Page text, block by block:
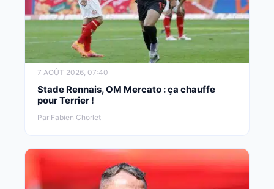
7 AOÛT 2026, 07:40
Stade Rennais, OM Mercato : ça chauffe
pour Terrier !
Par Fabien Chorlet